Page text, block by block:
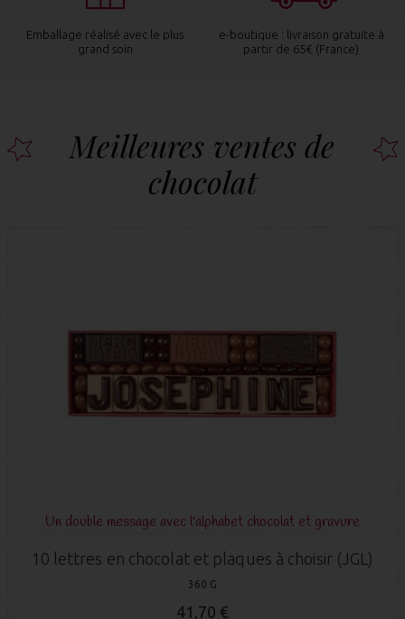
e-boutique : livraison gratuite à
partir de 65€ (France)
Livraison à Paris dans la
commande passée avant 14h -
Meilleures ventes de
chocolat
N°4 du TOP 5 ANNIV
Boite chocolat Anniversaire Taille 3
32 X 10 X 2 CM - 290 G